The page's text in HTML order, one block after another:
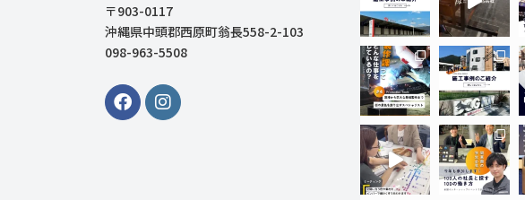
〒903-0117
沖縄県中頭郡西原町翁長558-2-103
098-963-5508